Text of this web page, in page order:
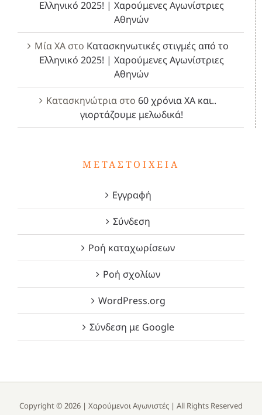
Ελληνικό 2025! | Χαρούμενες Αγωνίστριες
Αθηνών
Μία ΧΑστο Κατασκηνωτικές στιγμές από το
Ελληνικό 2025! | Χαρούμενες Αγωνίστριες
Αθηνών
Κατασκηνώτρια στο 60 χρόνια ΧΑ και..
γιορτάζουμε μελωδικά!
ΜΕΤΑΣΤΟΙΧΕΊΑ
Εγγραφή
Σύνδεση
Ροή καταχωρίσεων
Ροή σχολίων
WordPress.org
Σύνδεση με Google
Copyright © 2026 | Χαρούμενοι Αγωνιστές | All Rights Reserved